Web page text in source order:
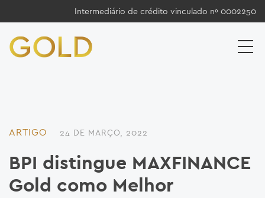
Intermediário de crédito vinculado nº 0002250
ARTIGO 24 DE MARÇO, 2022
BPI distingue MAXFINANCE
Gold como Melhor